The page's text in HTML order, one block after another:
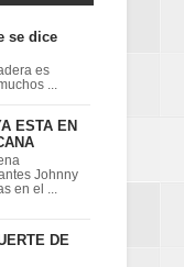
se dice
es
...
ESTA EN
Johnny
en el ...
DE